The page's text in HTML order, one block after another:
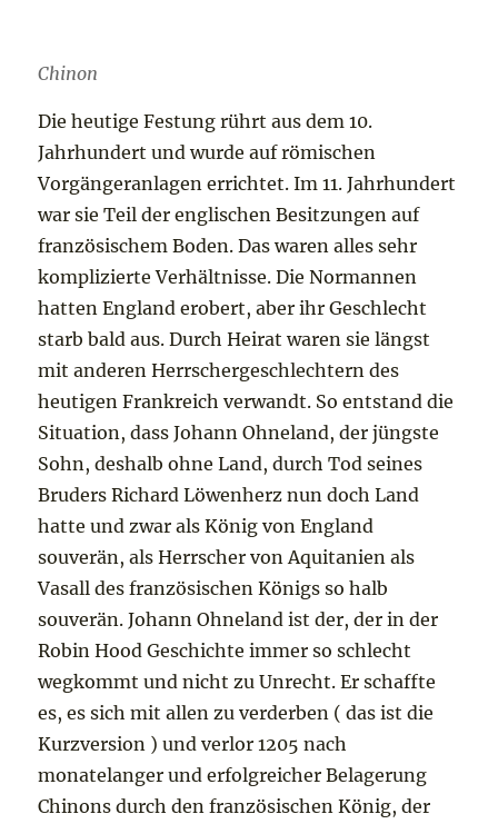
Chinon
Die heutige Festung rührt aus dem 10.
Jahrhundert und wurde auf römischen
Vorgängeranlagen errichtet. Im 11. Jahrhundert
war sie Teil der englischen Besitzungen auf
französischem Boden. Das waren alles sehr
komplizierte Verhältnisse. Die Normannen
hatten England erobert, aber ihr Geschlecht
starb bald aus. Durch Heirat waren sie längst
mit anderen Herrschergeschlechtern des
heutigen Frankreich verwandt. So entstand die
Situation, dass Johann Ohneland, der jüngste
Sohn, deshalb ohne Land, durch Tod seines
Bruders Richard Löwenherz nun doch Land
hatte und zwar als König von England
souverän, als Herrscher von Aquitanien als
Vasall des französischen Königs so halb
souverän. Johann Ohneland ist der, der in der
Robin Hood Geschichte immer so schlecht
wegkommt und nicht zu Unrecht. Er schaffte
es, es sich mit allen zu verderben ( das ist die
Kurzversion ) und verlor 1205 nach
monatelanger und erfolgreicher Belagerung
Chinons durch den französischen König, der